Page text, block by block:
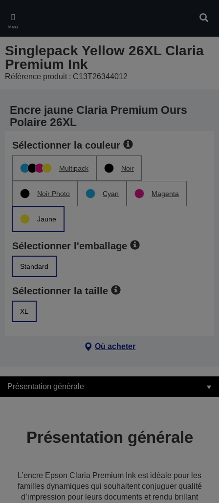
main
content
Menu
Singlepack Yellow 26XL Claria
Premium Ink
Référence produit : C13T26344012
Encre jaune Claria Premium Ours
Polaire 26XL
Sélectionner la couleur
Multipack Noir
Noir Photo Cyan Magenta
Jaune
Sélectionner l'emballage
Standard
Sélectionner la taille
XL
Où acheter
Présentation générale
Présentation générale
L’encre Epson Claria Premium Ink est idéale pour les
familles dynamiques qui souhaitent conjuguer qualité
d’impression pour leurs documents et rendu brillant